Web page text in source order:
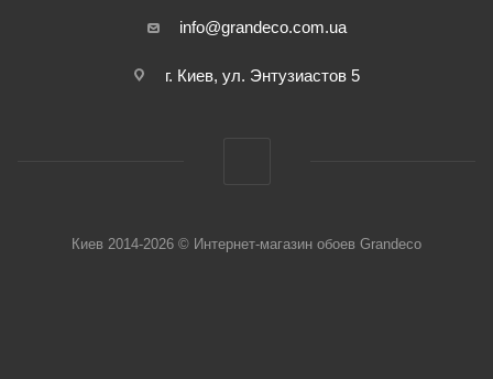
info@grandeco.com.ua
г. Киев, ул. Энтузиастов 5
Киев 2014-2026 © Интернет-магазин обоев Grandeco